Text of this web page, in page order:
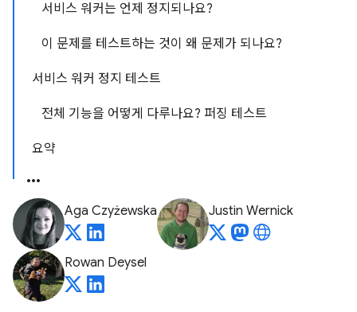
서비스 워커는 언제 정지되나요?
이 문제를 테스트하는 것이 왜 문제가 되나요?
서비스 워커 정지 테스트
전체 기능을 어떻게 다루나요? 퍼징 테스트
요약
Aga Czyżewska Justin Wernick
Rowan Deysel